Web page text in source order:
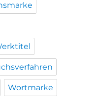
Wortmarke